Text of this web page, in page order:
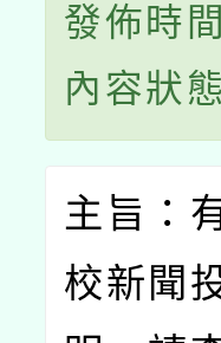
發佈時
內容狀
主旨：
校新聞